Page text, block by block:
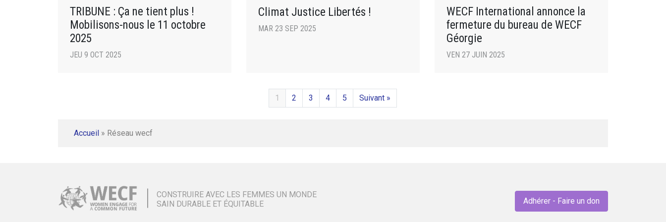
TRIBUNE : Ça ne tient plus !
Mobilisons-nous le 11 octobre
2025
JEU 9 OCT 2025
Climat Justice Libertés !
MAR 23 SEP 2025
WECF International annonce la
fermeture du bureau de WECF
Géorgie
VEN 27 JUIN 2025
1 2 3 4 5 Suivant »
Accueil » Réseau wecf
CONSTRUIRE AVEC LES FEMMES UN MONDE
SAIN DURABLE ET ÉQUITABLE
Adhérer - Faire un don